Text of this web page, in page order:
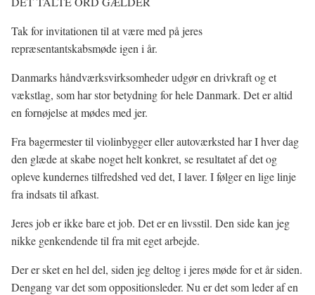
Tak for invitationen til at være med på jeres
repræsentantskabsmøde igen i år.
Danmarks håndværksvirksomheder udgør en drivkraft og et
vækstlag, som har stor betydning for hele Danmark. Det er altid
en fornøjelse at mødes med jer.
Fra bagermester til violinbygger eller autoværksted har I hver dag
den glæde at skabe noget helt konkret, se resultatet af det og
opleve kundernes tilfredshed ved det, I laver. I følger en lige linje
fra indsats til afkast.
Jeres job er ikke bare et job. Det er en livsstil. Den side kan jeg
nikke genkendende til fra mit eget arbejde.
Der er sket en hel del, siden jeg deltog i jeres møde for et år siden.
Dengang var det som oppositionsleder. Nu er det som leder af en